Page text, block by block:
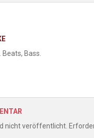
Beats, Bass.
nicht veröffentlicht.